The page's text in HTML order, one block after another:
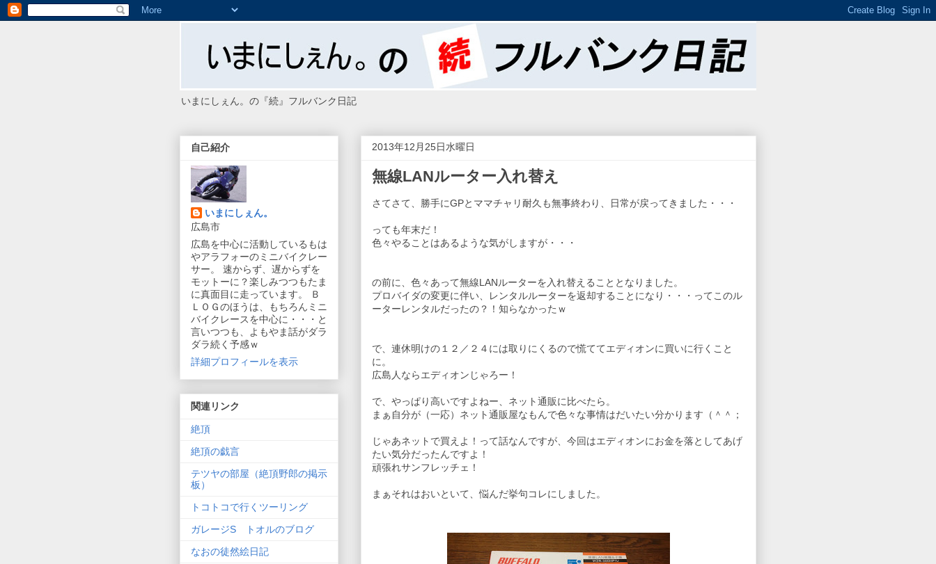
いまにしぇん。の『続』フルバンク日記
2013年12月25日水曜日
無線LANルーター入れ替え
さてさて、勝手にGPとママチャリ耐久も無事終わり、日常が戻ってきました・・・
っても年末だ！
色々やることはあるような気がしますが・・・
の前に、色々あって無線LANルーターを入れ替えることとなりました。
プロバイダの変更に伴い、レンタルルーターを返却することになり・・・ってこのル
ーターレンタルだったの？！知らなかったｗ
で、連休明けの１２／２４には取りにくるので慌ててエディオンに買いに行くこと
に。
広島人ならエディオンじゃろー！
で、やっぱり高いですよねー、ネット通販に比べたら。
まぁ自分が（一応）ネット通販屋なもんで色々な事情はだいたい分かります（＾＾；
じゃあネットで買えよ！って話なんですが、今回はエディオンにお金を落としてあげ
たい気分だったんですよ！
頑張れサンフレッチェ！
まぁそれはおいといて、悩んだ挙句コレにしました。
自己紹介
いまにしぇん。
広島市
広島を中心に活動しているもは
やアラフォーのミニバイクレー
サー。 速からず、遅からずを
モットーに？楽しみつつもたま
に真面目に走っています。 Ｂ
ＬＯＧのほうは、もちろんミニ
バイクレースを中心に・・・と
言いつつも、よもやま話がダラ
ダラ続く予感ｗ
詳細プロフィールを表示
関連リンク
絶頂
絶頂の戯言
テツヤの部屋（絶頂野郎の掲示
板）
トコトコで行くツーリング
ガレージS トオルのブログ
なおの徒然絵日記